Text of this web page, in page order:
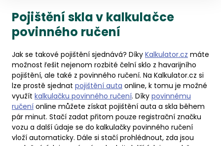
Pojištění skla v kalkulačce
povinného ručení
Jak se takové pojištění sjednává? Díky Kalkulator.cz máte
možnost řešit nejenom rozbité čelní sklo z havarijního
pojištění, ale také z povinného ručení. Na Kalkulator.cz si
lze prostě sjednat pojištění auta online, k tomu je možné
využít kalkulačku povinného ručení. Díky povinnému
ručení online můžete získat pojištění auta a skla během
pár minut. Stačí zadat přitom pouze registrační značku
vozu a další údaje se do kalkulačky povinného ručení
vloží automaticky. Dále si stačí prohlédnout, zda jsou